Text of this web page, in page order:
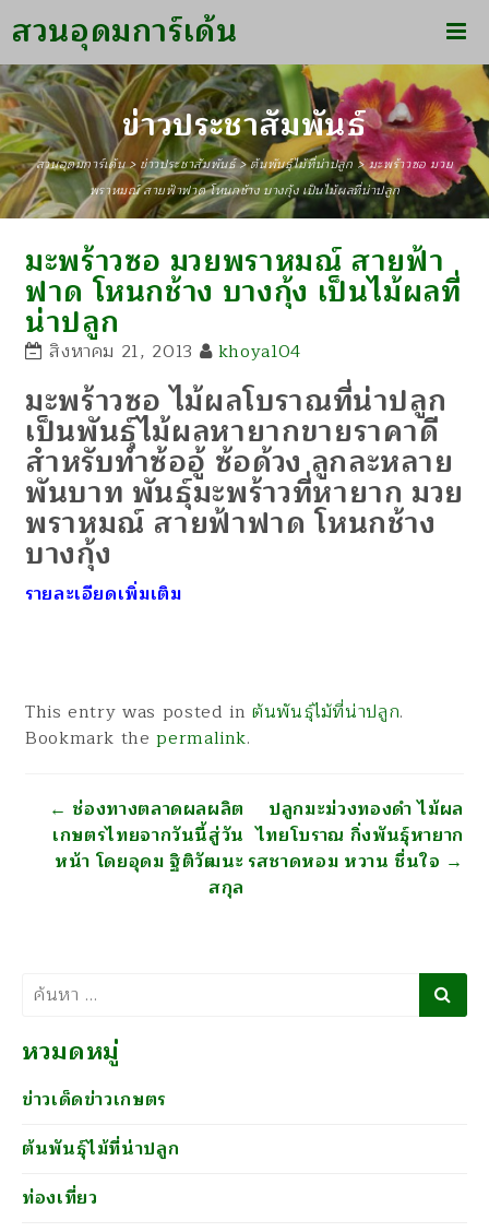
สวนอุดมการ์เด้น
ข่าวประชาสัมพันธ์
สวนอุดมการ์เด้น> ข่าวประชาสัมพันธ์>ต้นพันธุ์ไม้ที่น่าปลูก>มะพร้าวซอ มวย
พราหมณ์ สายฟ้าฟาด โหนกช้าง บางกุ้ง เป็นไม้ผลที่น่าปลูก
มะพร้าวซอ มวยพราหมณ์ สายฟ้า
ฟาด โหนกช้าง บางกุ้ง เป็นไม้ผลที่
น่าปลูก
สิงหาคม 21, 2013 khoya104
มะพร้าวซอ ไม้ผลโบราณที่น่าปลูก
เป็นพันธุ์ไม้ผลหายากขายราคาดี
สำหรับทำซ้ออู้ ซ้อด้วง ลูกละหลาย
พันบาท พันธุ์มะพร้าวที่หายาก มวย
พราหมณ์ สายฟ้าฟาด โหนกช้าง
บางกุ้ง
รายละเอียดเพิ่มเติม
This entry was posted in ต้นพันธุ์ไม้ที่น่าปลูก.
Bookmark thepermalink.
นำทาง
← ช่องทางตลาดผลผลิต
เกษตรไทยจากวันนี้สู่วัน
หน้า โดยอุดม ฐิติวัฒนะ
สกุล
ปลูกมะม่วงทองดำ ไม้ผล
ไทยโบราณ กิ่งพันธุ์หายาก
รสชาดหอม หวาน ชื่นใจ →
ค้นหา
หวมดหมู่
ข่าวเด็ดข่าวเกษตร
ต้นพันธุ์ไม้ที่น่าปลูก
ท่องเที่ยว